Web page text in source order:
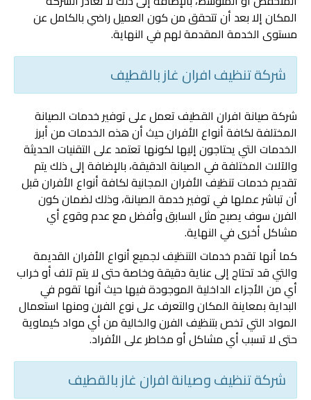
المكان إلا بعد أن تتحقق من كون العميل راضي بالكامل عن
مستوى الخدمة المقدمة لهم في النهاية.
شركة تنظيف افران غاز بالقطيف
شركة صيانة افران القطيف تعمل على توفير خدمات الصيانة
المختلفة لكافة أنواع الأفران حيث أن هذه الخدمات من أبرز
الخدمات التي يحتاجون إليها لكونها تعتمد على التقنيات الحديثة
والآلات المختلفة في الصيانة الدقيقة، بالإضافة إلى ذلك يتم
تقديم خدمات تنظيف الأفران المجانية لكافة أنواع الأفران قبل
أن تباشر عملها في توفير خدمة الصيانة، وذلك لضمان كون
الفرن سوف يصبح مثل السابق وأفضل مع عدم وقوع أي
مشاكل أخرى في النهاية.
‏كما أنها تقدم خدمات التنظيف لجميع أنواع الأفران القديمة
والتي قد تحتاج إلى عناية دقيقة وخاصة حتى لا يتم تلف أو خراب
أي من الأجزاء الداخلية الموجودة فيها حيث أنها تقوم في
البداية بمعاينة المكان والتعرف على نوع الفرن ومنها استعمال
المواد التي تخص بتنظيف الفرن والخالية من أي مواد كيماوية
حتى لا تسبب أي مشاكل أو مخاطر على الأفراد.
شركة تنظيف وصيانة افران غاز بالقطيف